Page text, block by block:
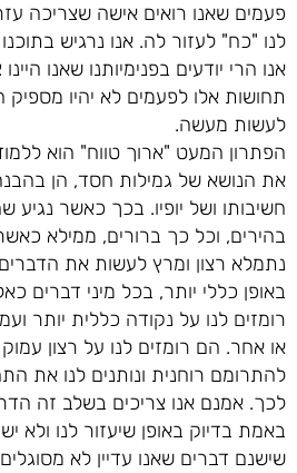
פעמים שאנו רואים אישה שצריכה
לנו "כח" לעזור לה. אנו נרגיש
אנו הרי יודעים בפנימיותנו שאנו
תחושות אלו לפעמים לא יהיו מספיק
לעשות מעשה.
הפתרון המעט "ארוך טווח" הוא
את הנושא של גמילות חסד, הן
חשיבותו ושל יופיו. בכך כאשר נגיע
בהירים, וכל כך ברורים, ממילא
נתמלא רצון ומרץ לעשות את
באופן כללי יותר, בכל מיני דברים
רומזים לנו על נקודה כללית יותר
או אחר. הם רומזים לנו על רצון
להתרומם רוחנית ונותנים לנו את
לכך. אמנם אנו צריכים בשלב זה
באמת בדיוק באופן שיעזור לנו ולא
שישנם דברים שאנו עדיין לא